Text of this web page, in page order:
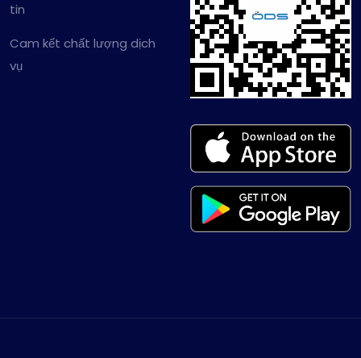
tin
Cam kết chất lượng dịch
vụ